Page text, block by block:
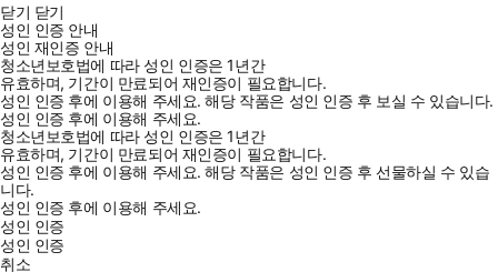
닫기 닫기
성인 인증 안내
성인 재인증 안내
청소년보호법에 따라 성인 인증은 1년간
유효하며, 기간이 만료되어 재인증이 필요합니다.
성인 인증 후에 이용해 주세요.해당 작품은 성인 인증 후 보실 수 있습니다.
성인 인증 후에 이용해 주세요.
청소년보호법에 따라 성인 인증은 1년간
유효하며, 기간이 만료되어 재인증이 필요합니다.
성인 인증 후에 이용해 주세요.해당 작품은 성인 인증 후 선물하실 수 있습
니다.
성인 인증 후에 이용해 주세요.
성인 인증
성인 인증
취소